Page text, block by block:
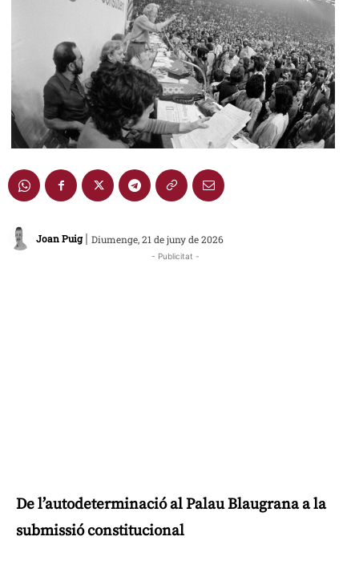
Joan Puig | Diumenge, 21 de juny de 2026
- Publicitat -
De l’autodeterminació al Palau Blaugrana a la
submissió constitucional